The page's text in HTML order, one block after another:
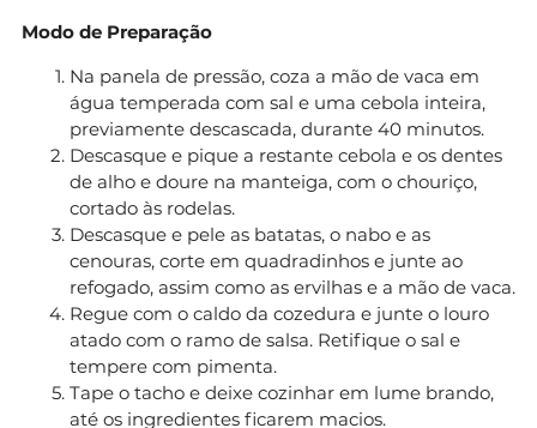
Modo de Preparação
Na panela de pressão, coza a mão de vaca em
água temperada com sal e uma cebola inteira,
previamente descascada, durante 40 minutos.
Descasque e pique a restante cebola e os dentes
de alho e doure na manteiga, com o chouriço,
cortado às rodelas.
Descasque e pele as batatas, o nabo e as
cenouras, corte em quadradinhos e junte ao
refogado, assim como as ervilhas e a mão de vaca.
Regue com o caldo da cozedura e junte o louro
atado com o ramo de salsa. Retifique o sal e
tempere com pimenta.
Tape o tacho e deixe cozinhar em lume brando,
até os ingredientes ficarem macios.